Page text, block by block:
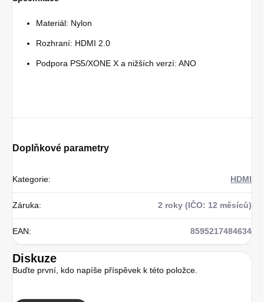
Materiál: Nylon
Rozhraní: HDMI 2.0
Podpora PS5/XONE X a nižších verzí: ANO
Doplňkové parametry
Kategorie: HDMI
Záruka: 2 roky (IČO: 12 měsíců)
EAN: 8595217484634
Diskuze
Buďte první, kdo napíše příspěvek k této položce.